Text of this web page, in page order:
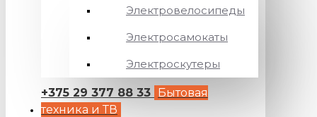
Электровелосипеды
Электросамокаты
Электроскутеры
+375 29 377 88 33 Бытовая
техника и ТВ